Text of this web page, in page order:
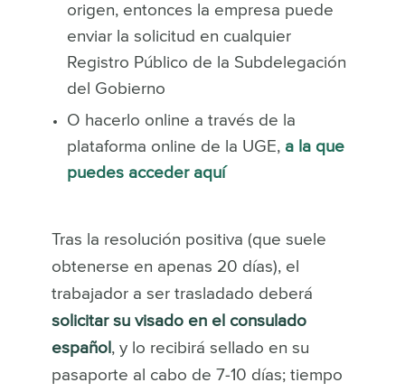
origen, entonces la empresa puede
enviar la solicitud en cualquier
Registro Público de la Subdelegación
del Gobierno
O hacerlo online a través de la
plataforma online de la UGE, a la que
puedes acceder aquí
Tras la resolución positiva (que suele
obtenerse en apenas 20 días), el
trabajador a ser trasladado deberá
solicitar su visado en el consulado
español , y lo recibirá sellado en su
pasaporte al cabo de 7-10 días; tiempo